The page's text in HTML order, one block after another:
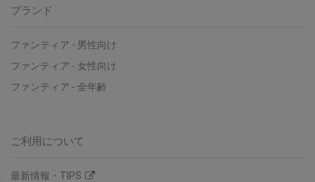
ブランド
ファンティア - 男性向け
ファンティア - 女性向け
ファンティア - 全年齢
ご利用について
最新情報・TIPS